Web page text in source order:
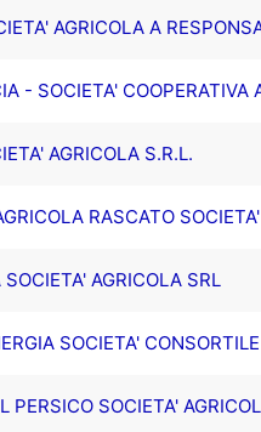
AGRICOLA A
- SOCIETA' COOPERATIVA
AGRICOLA S.R.L.
RASCATO
SOCIETA' AGRICOLA SRL
SOCIETA'
PERSICO SOCIETA'